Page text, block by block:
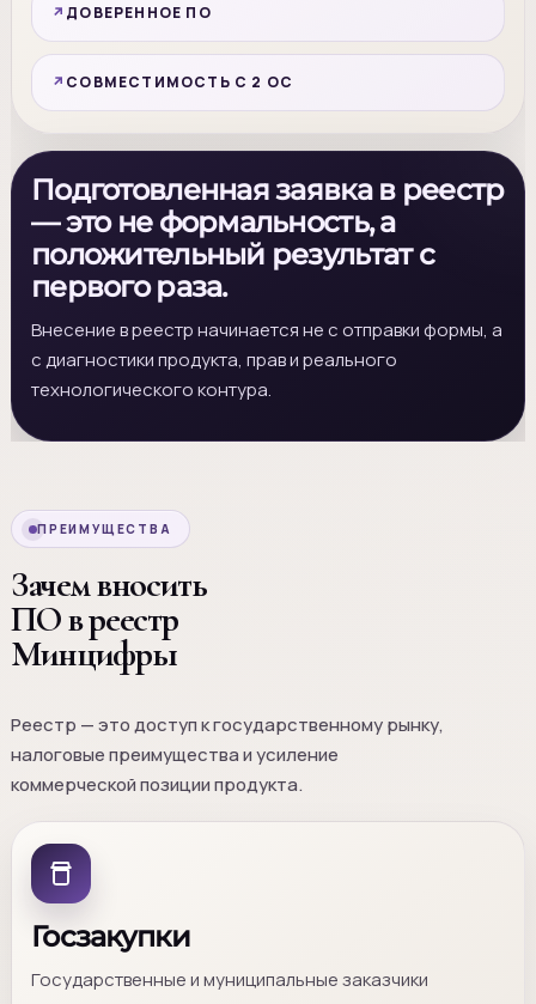
ДОВЕРЕННОЕ ПО
СОВМЕСТИМОСТЬ С 2 ОС
Подготовленная заявка в реестр
— это не формальность, а
положительный результат с
первого раза.
Внесение в реестр начинается не с отправки формы, а
с диагностики продукта, прав и реального
технологического контура.
ПРЕИМУЩЕСТВА
Зачем вносить
ПО в реестр
Минцифры
Реестр — это доступ к государственному рынку,
налоговые преимущества и усиление
коммерческой позиции продукта.
Госзакупки
Государственные и муниципальные заказчики